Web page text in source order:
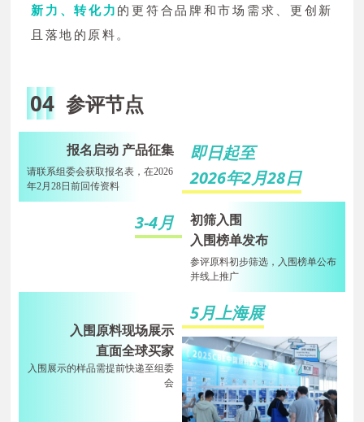
新力、转化力 的更符合品牌和市场需求、更创新
且落地的原料。
04参评节点
报名启动 产品征集
请联系组委会获取报名表，在2026
年2月28日前回传资料
即日起至
2026年2月28日
3-4月
初筛入围
入围榜单发布
参评原料初步筛选，入围榜单公布
并线上推广
入围原料现场展示
直面全球买家
入围展示的样品需提前快递至组委
会
5月上海展